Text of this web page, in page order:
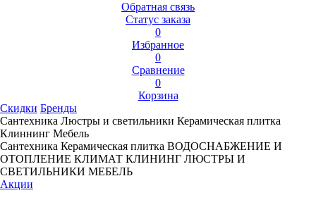
Обратная связь
Статус заказа
0
Избранное
0
Сравнение
0
Корзина
Скидки Бренды
Сантехника Люстры и светильники Керамическая плитка
Клиннинг Мебель
Сантехника Керамическая плитка ВОДОСНАБЖЕНИЕ И
ОТОПЛЕНИЕ КЛИМАТ КЛИНИНГ ЛЮСТРЫ И
СВЕТИЛЬНИКИ МЕБЕЛЬ
Акции